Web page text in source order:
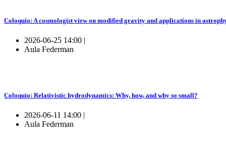
Coloquio: A cosmologist view on modified gravity and applications in
2026-06-25 14:00 |
Aula Federman
Coloquio: Relativistic hydrodynamics: Why, how, and why so small?
2026-06-11 14:00 |
Aula Federman